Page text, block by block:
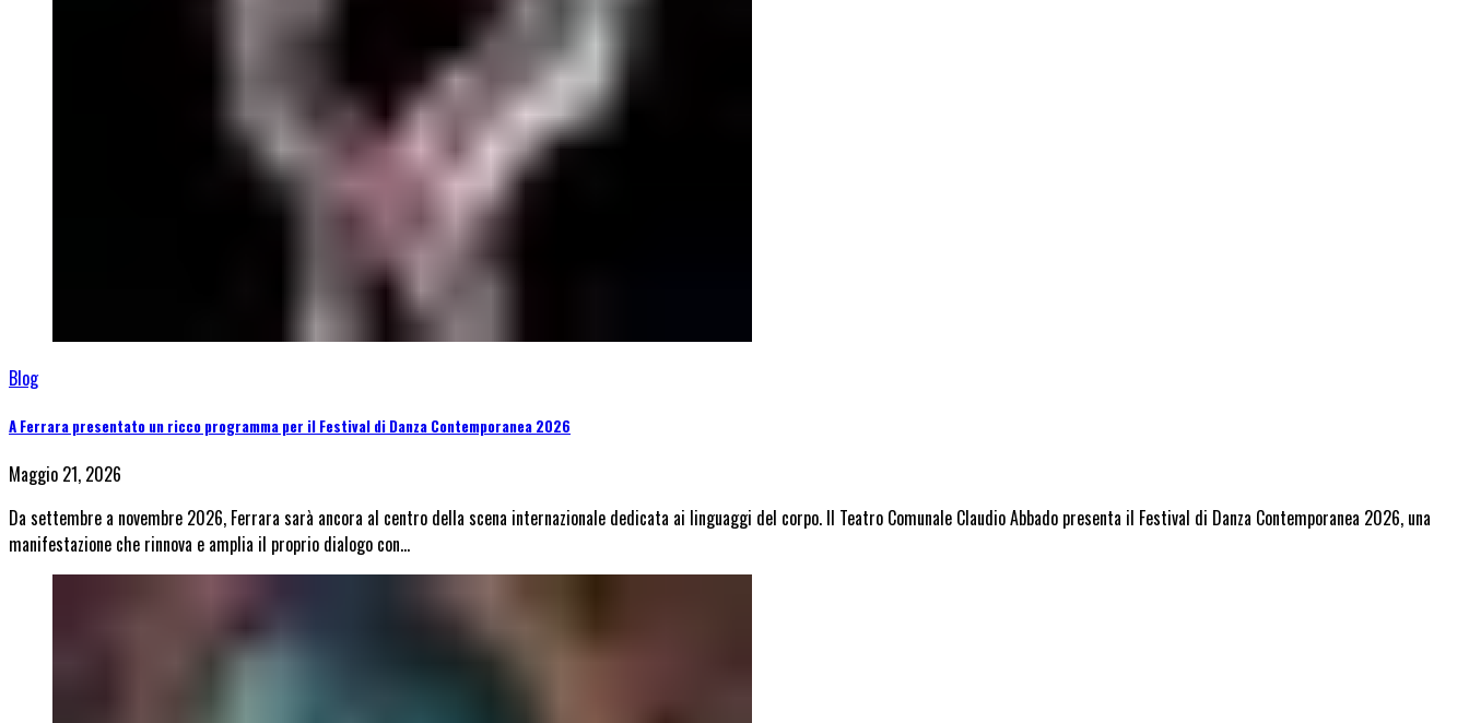
Blog
A Ferrara presentato un ricco programma per il Festival di Danza Contemporanea 2026
Maggio 21, 2026
Da settembre a novembre 2026, Ferrara sarà ancora al centro della scena internazionale dedicata ai linguaggi del corpo. Il Teatro Comunale Claudio Abbado presenta il Festival di Danza Contemporanea 2026, una
manifestazione che rinnova e amplia il proprio dialogo con…